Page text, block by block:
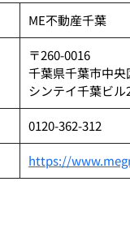
ME不動産千葉
〒260-0016
千葉県千葉市中央
シンテイ千葉ビル
0120-362-312
https://